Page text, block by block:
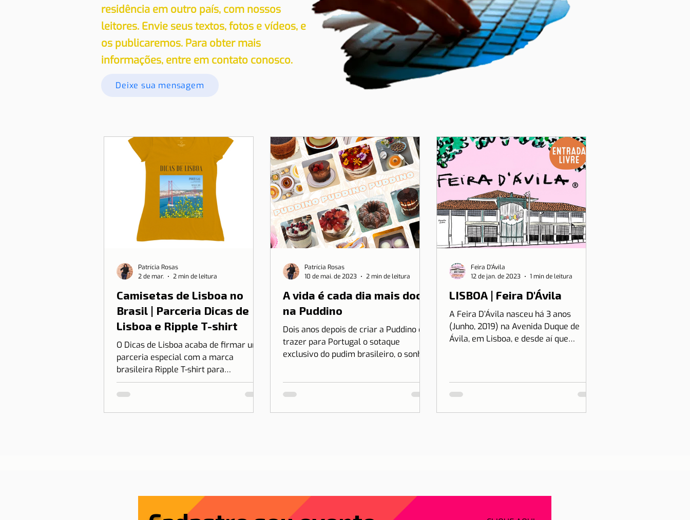
residência em outro país, com nossos
leitores. Envie seus textos, fotos e vídeos, e
os publicaremos. Para obter mais
informações, entre em contato conosco.
Deixe sua mensagem
Camisetas de Lisboa no
Brasil | Parceria Dicas de
Lisboa e Ripple T-shirt
O Dicas de Lisboa acaba de firmar uma
parceria especial com a marca
brasileira Ripple T-shirt para
transformar o nosso amor por Lisboa
em algo que você pode vestir.
Patrícia Rosas
2 de mar.
2 min de leitura
A vida é cada dia mais doce
na Puddino
Dois anos depois de criar a Puddino e
trazer para Portugal o sotaque
exclusivo do pudim brasileiro, o sonho
Patrícia Rosas
10 de mai. de 2023
2 min de leitura
LISBOA | Feira D'Ávila
A Feira D’Ávila nasceu há 3 anos
(Junho, 2019) na Avenida Duque de
Ávila, em Lisboa, e desde aí que
Feira D'Ávila
12 de jan. de 2023
1 min de leitura